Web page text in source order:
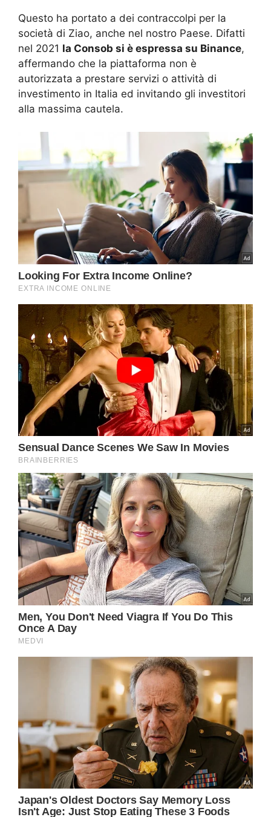
Questo ha portato a dei contraccolpi per la
società di Ziao, anche nel nostro Paese. Difatti
nel 2021 la Consob si è espressa su Binance,
affermando che la piattaforma non è
autorizzata a prestare servizi o attività di
investimento in Italia ed invitando gli investitori
alla massima cautela.